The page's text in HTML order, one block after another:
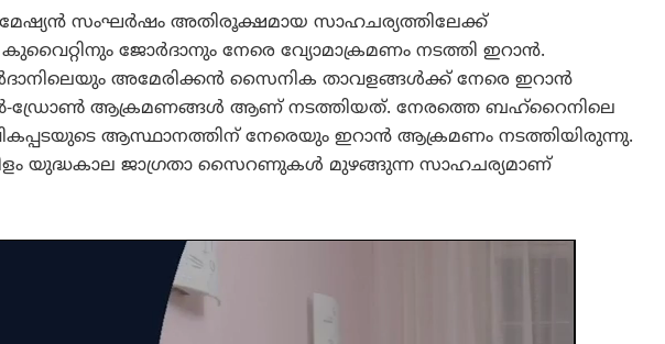
സംഘർഷം അതിരൂക്ഷമായ സാഹചര്യത്തിലേക്ക്
കുവൈറ്റിനും ജോർദാനും നേരെ വ്യോമാക്രമണം നടത്തി ഇറാൻ.
അമേരിക്കൻ സൈനിക താവളങ്ങൾക്ക് നേരെ ഇറാൻ
ഡ്രോൺ ആക്രമണങ്ങൾ ആണ് നടത്തിയത്. നേരത്തെ ബഹ്റൈനിലെ
ആസ്ഥാനത്തിന് നേരെയും ഇറാൻ ആക്രമണം നടത്തിയിരുന്നു.
യുദ്ധകാല ജാഗ്രതാ സൈറണുകൾ മുഴങ്ങുന്ന സാഹചര്യമാണ്